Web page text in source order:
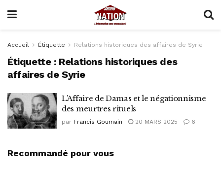
Accueil Étiquette Relations historiques des affaires de Syrie
Étiquette : Relations historiques des
affaires de Syrie
L’Affaire de Damas et le négationnisme
des meurtres rituels
par Francis Goumain 20 MARS 2025 6
Recommandé pour vous